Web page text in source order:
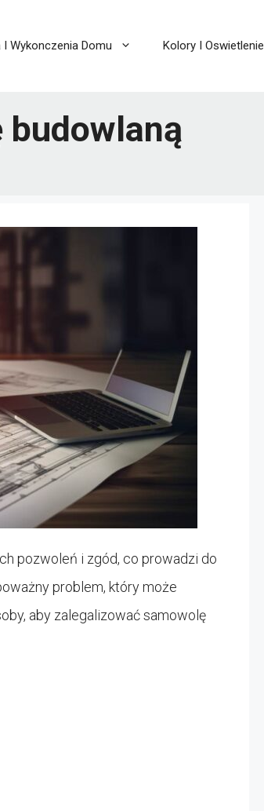
I Wykonczenia Domu Kolory I Oswietlenie
pozwoleń i zgód, co prowadzi do
problem, który może
aby zalegalizować samowolę